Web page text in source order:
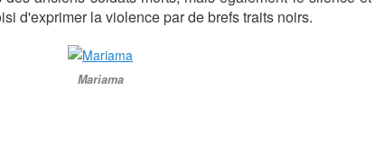
d'exprimer la violence par de brefs traits noirs.
Mariama